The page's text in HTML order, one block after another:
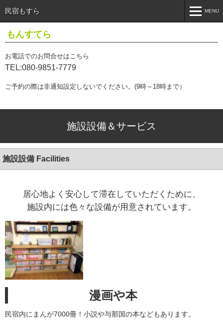
民宿もすら
もんすてら
お電話でのお問合せはこちら
TEL:080-9851-7779
ご予約の際は非通知設定しないでください。(9時～18時まで）
MENU
トップページTop Page
施設設備＆サービス
施設設備 Facilities
居心地よく安心して滞在していただくために、
施設内には色々な設備が用意されています。
漫画や本
民宿内にまんが7000冊！小説や与那国の本などもあります。